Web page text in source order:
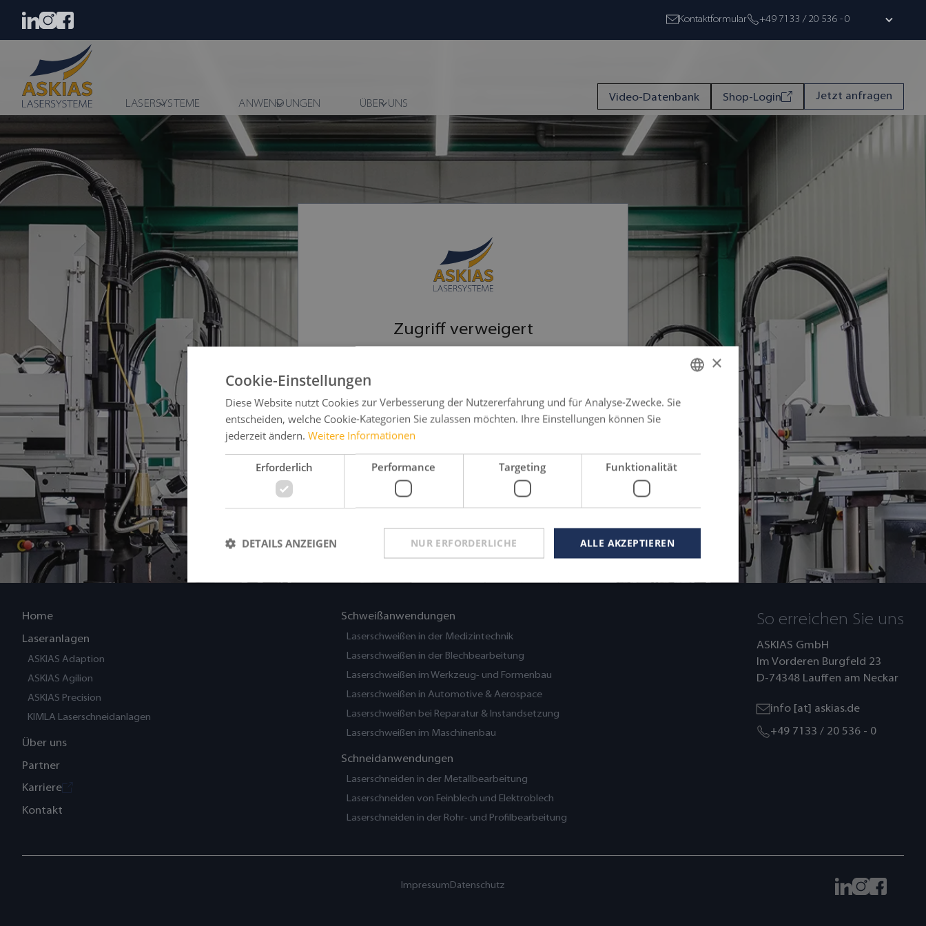
Kontaktformular +49 7133 / 20 536 - 0
LASERSYSTEME ANWENDUNGEN ÜBER UNS
Video-Datenbank Shop-Login Jetzt anfragen
Zugriff verweigert
Zurück zu Home
Home
Laseranlagen
ASKIAS Adaption
ASKIAS Agilion
ASKIAS Precision
KIMLA Laserschneidanlagen
Über uns
Partner
Karriere
Kontakt
Schweißanwendungen
Laserschweißen in der Medizintechnik
Laserschweißen in der Blechbearbeitung
Laserschweißen im Werkzeug- und Formenbau
Laserschweißen in Automotive & Aerospace
Laserschweißen bei Reparatur & Instandsetzung
Laserschweißen im Maschinenbau
Schneidanwendungen
Laserschneiden in der Metallbearbeitung
Laserschneiden von Feinblech und Elektroblech
Laserschneiden in der Rohr- und Profilbearbeitung
So erreichen Sie uns
ASKIAS GmbH
Im Vorderen Burgfeld 23
D-74348 Lauffen am Neckar
info [at] askias.de
+49 7133 / 20 536 - 0
ImpressumDatenschutz
GERMAN
×
Cookie-Einstellungen
Diese Website nutzt Cookies zur Verbesserung der Nutzererfahrung und für Analyse-Zwecke. Sie
entscheiden, welche Cookie-Kategorien Sie zulassen möchten. Ihre Einstellungen können Sie
jederzeit ändern. Weitere Informationen
Erforderlich Performance Targeting Funktionalität
ALLE AKZEPTIEREN
NUR ERFORDERLICHE
DETAILS ANZEIGEN